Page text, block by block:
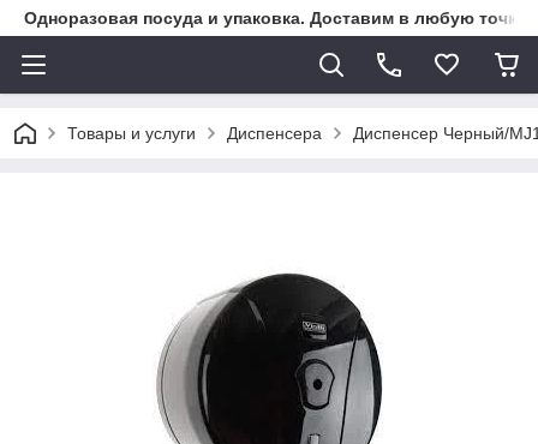
Одноразовая посуда и упаковка. Доставим в любую точку
Товары и услуги Диспенсера Диспенсер Черный/